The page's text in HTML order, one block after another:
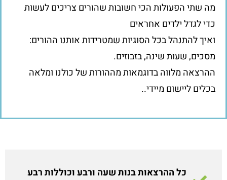
מה שתי הפעולות הכי חשובות שהורים צריכים לעשות
כדי לגדל ילדים אחראים
ואיך להתנהל בכל הסוגיות שמטרידות אותנו ההורים:
מסכים, שעות שינה, בזבוזים.
ההרצאה מלווה בדוגמאות מההורות של כולנו ומלאה
בכלים ליישום מיידי..
כל ההרצאות בנות שעה ורבע וכוללות רבע